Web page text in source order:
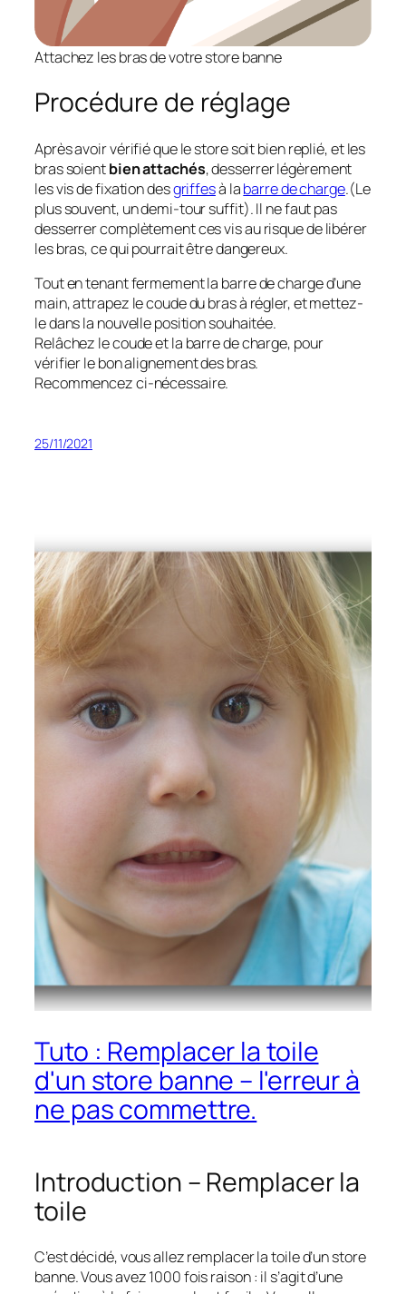
Attachez les bras de votre store banne
Procédure de réglage
Après avoir vérifié que le store soit bien replié, et les
bras soientbien attachés, desserrer légèrement
les vis de fixation desgriffesà labarre de charge.(Le
plus souvent, un demi-tour suffit). Il ne faut pas
desserrer complètement ces vis au risque de libérer
les bras, ce qui pourrait être dangereux.
Tout en tenant fermement la barre de charge d’une
main, attrapez le coude du bras à régler, et mettez-
le dans la nouvelle position souhaitée.
Relâchez le coude et la barre de charge, pour
vérifier le bon alignement des bras.
Recommencez ci-nécessaire.
25/11/2021
Tuto : Remplacer la toile
d'un store banne – l'erreur à
ne pas commettre.
Introduction – Remplacer la
toile
C’est décidé, vous allez remplacer la toile d’un store
banne. Vous avez 1000 fois raison : il s’agit d’une